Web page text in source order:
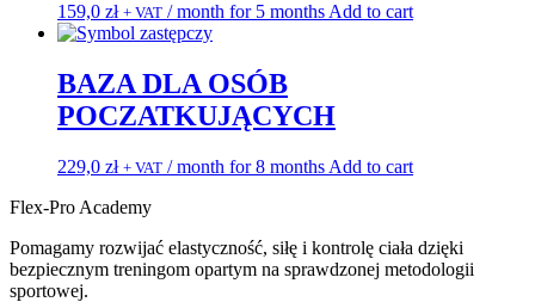
159,0 zł + VAT / month for 5 months Add to cart
BAZA DLA OSÓB
POCZATKUJĄCYCH
229,0 zł + VAT / month for 8 months Add to cart
Flex-Pro Academy
Pomagamy rozwijać elastyczność, siłę i kontrolę ciała dzięki
bezpiecznym treningom opartym na sprawdzonej metodologii
sportowej.